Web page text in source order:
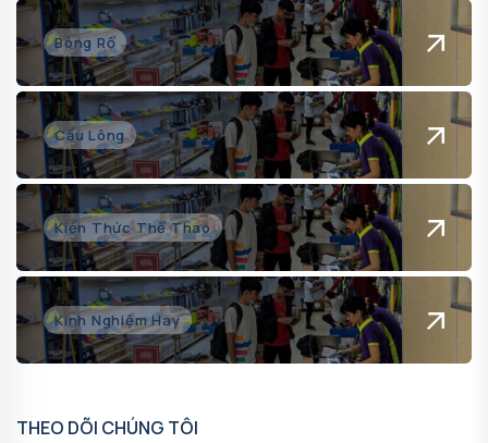
Bóng Rổ
Cầu Lông
Kiến Thức Thể Thao
Kinh Nghiệm Hay
THEO DÕI CHÚNG TÔI